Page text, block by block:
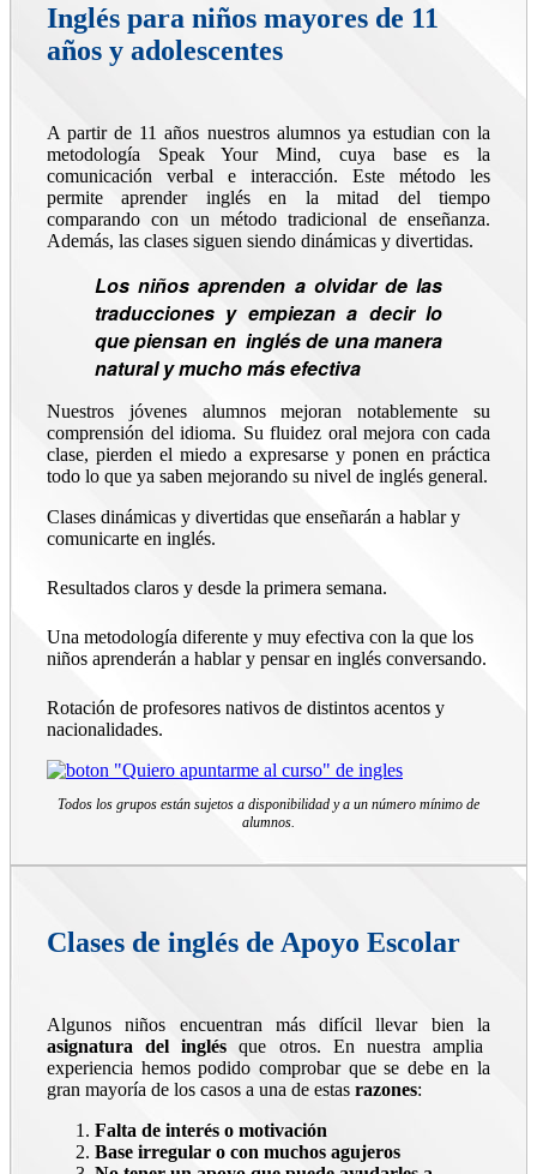
Inglés para niños mayores de 11
años y adolescentes
A partir de 11 años nuestros alumnos ya estudian con la
metodología Speak Your Mind, cuya base es la
comunicación verbal e interacción. Este método les
permite aprender inglés en la mitad del tiempo
comparando con un método tradicional de enseñanza.
Además, las clases siguen siendo dinámicas y divertidas.
Los niños aprenden a olvidar de las
traducciones y empiezan a decir lo
que piensan en inglés de una manera
natural y mucho más efectiva
Nuestros jóvenes alumnos mejoran notablemente su
comprensión del idioma. Su fluidez oral mejora con cada
clase, pierden el miedo a expresarse y ponen en práctica
todo lo que ya saben mejorando su nivel de inglés general.
Clases dinámicas y divertidas que enseñarán a hablar y
comunicarte en inglés.
Resultados claros y desde la primera semana.
Una metodología diferente y muy efectiva con la que los
niños aprenderán a hablar y pensar en inglés conversando.
Rotación de profesores nativos de distintos acentos y
nacionalidades.
Todos los grupos están sujetos a disponibilidad y a un número mínimo de
alumnos.
Clases de inglés de Apoyo Escolar
Algunos niños encuentran más difícil llevar bien la
asignatura del inglés que otros. En nuestra amplia
experiencia hemos podido comprobar que se debe en la
gran mayoría de los casos a una de estas razones:
Falta de interés o motivación
Base irregular o con muchos agujeros